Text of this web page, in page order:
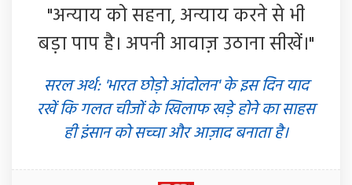
"अन्याय को सहना, अन्याय करने से भी
बड़ा पाप है। अपनी आवाज़ उठाना सीखें।"
सरल अर्थ: 'भारत छोड़ो आंदोलन' के इस दिन याद
रखें कि गलत चीजों के खिलाफ खड़े होने का साहस
ही इंसान को सच्चा और आज़ाद बनाता है।